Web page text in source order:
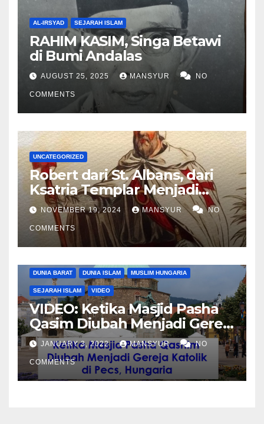
AL-IRSYAD SEJARAH ISLAM
RAHIM KASIM, Singa Betawi
di Bumi Andalas
AUGUST 25, 2025 MANSYUR NO
COMMENTS
UNCATEGORIZED
Robert dari St. Albans, dari
Ksatria Templar Menjadi
Komandan Pasukan
Shalahuddin Merebut
Kembali Yerusalem
NOVEMBER 19, 2024 MANSYUR NO
COMMENTS
DUNIA BARAT DUNIA ISLAM MUSLIM HUNGARIA
SEJARAH ISLAM VIDEO
VIDEO: Ketika Masjid Pasha
Qasim Diubah Menjadi Gereja
Katolik di Pecs, Hungaria
JANUARY 3, 2022 MANSYUR NO
COMMENTS